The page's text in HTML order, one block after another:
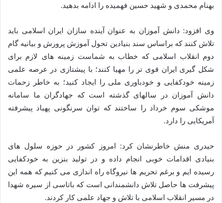
بهنام محمدی و شهید حسین فهمیده را ادامه بدهید.
وی افزود: دانش آموزان به عنوان آینده سازان ایران اسلامی باید
تلاش کنند که براساس سند بنیادین تحول آموزش پرورش و بیانیه گام
دوم انقلاب اسلامی که خطاب به شماست زمینه های لازم برای
شکل گیری ایران قوی تر را مهیا کنند؛ با پیشتازی در عرصه علمی
زمینه خودکفایی و خودباوری ملی را ایجاد کنید؛ به خاطر زحمات
دانش آموزان در سالهای گذشته است که جهادگران ما سامانه
موشکی سوم خرداد را ساختند که توان سرنگونی پهباد پیشرفته
آمریکایی را دارد.
حیدری منش خاطرنشان کرد: امروز کشور در حوزه سلول های
بنیادی اقدامات خوبی انجام داده و در تولید بنزین به خودکفایی
رسیده ایم و برغم تحریم ها نیروگاه راه اندازی می کنیم که همه این
پیشرفت ها حاصل تلاش دانشمندانی است که باتاسی از سیره شهدا
در مسیر انقلاب اسلامی با تلاش و جهاد علمی کار کردند.